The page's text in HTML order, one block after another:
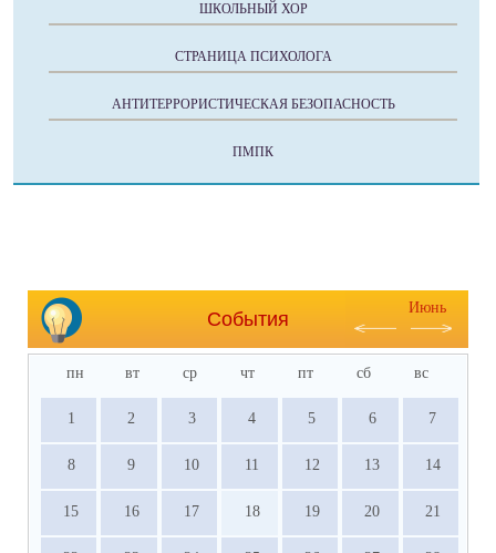
ШКОЛЬНЫЙ ХОР
СТРАНИЦА ПСИХОЛОГА
АНТИТЕРРОРИСТИЧЕСКАЯ БЕЗОПАСНОСТЬ
ПМПК
События
Июнь
пн вт ср чт пт сб вс
1 2 3 4 5 6 7
8 9 10 11 12 13 14
15 16 17 18 19 20 21